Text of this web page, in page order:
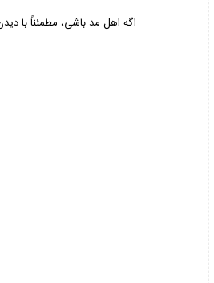
اگه اهل مد باشی، مطمئناً با